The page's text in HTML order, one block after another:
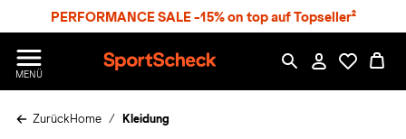
PERFORMANCE SALE -15% on top auf Topseller²
MENÜ
p
r
ZurückHome Kleidung